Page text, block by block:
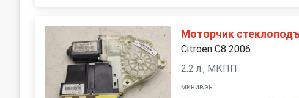
Моторчик
Citroen C8 2006
2.2 л., МКПП
минивэн